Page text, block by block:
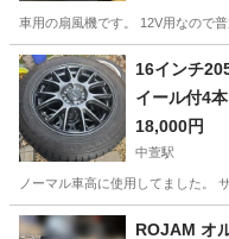
車用の扇風機です。 12V用なので
長野 北安曇郡 北細野駅
16インチ
イール付4
18,000円
中萱駅
ノーマル車高に使用してました。
長野 安曇野市 ROJAM オ